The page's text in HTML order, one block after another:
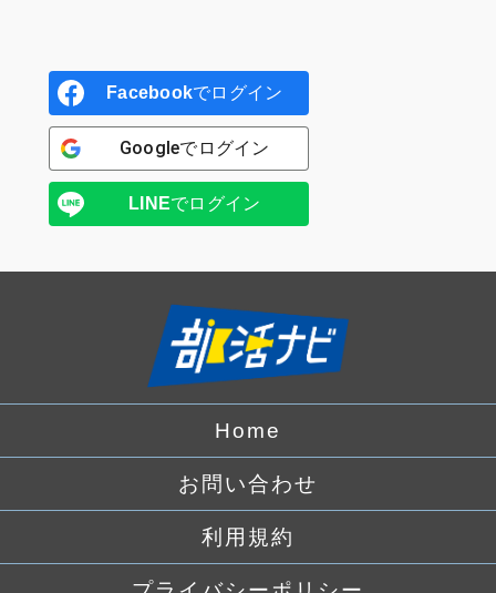
Facebookでログイン
Googleでログイン
LINEでログイン
Home
お問い合わせ
利用規約